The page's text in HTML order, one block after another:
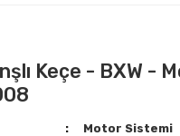
Keçe - BXW -
Motor Sistemi